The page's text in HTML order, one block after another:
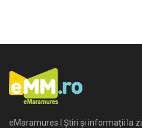
eMaramures | Știri și informații la zi